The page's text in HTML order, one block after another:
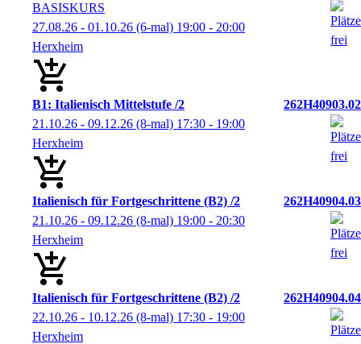
BASISKURS
27.08.26 - 01.10.26 (6-mal) 19:00 - 20:00
Herxheim
B1: Italienisch Mittelstufe /2
262H40903.02
21.10.26 - 09.12.26 (8-mal) 17:30 - 19:00
Herxheim
Italienisch für Fortgeschrittene (B2) /2
262H40904.03
21.10.26 - 09.12.26 (8-mal) 19:00 - 20:30
Herxheim
Italienisch für Fortgeschrittene (B2) /2
262H40904.04
22.10.26 - 10.12.26 (8-mal) 17:30 - 19:00
Herxheim